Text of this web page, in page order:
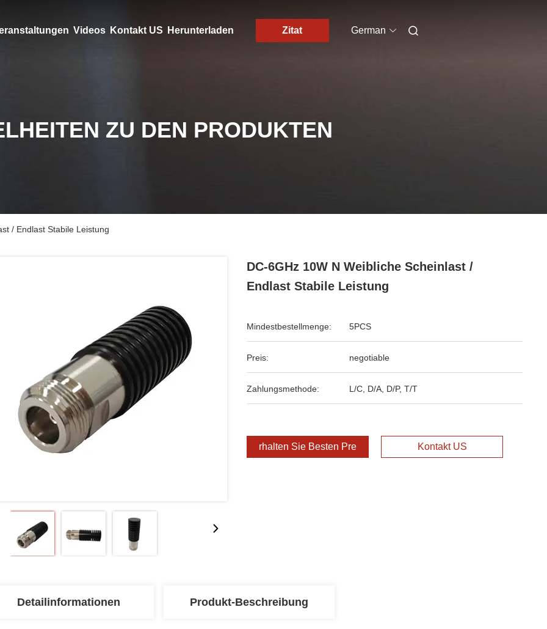
Videos Kontakt US Herunterladen Zitat German
ZU DEN PRODUKTEN
/ Endlast Stabile Leistung
DC-6GHz 10W N Weibliche Scheinlast /
Endlast Stabile Leistung
Mindestbestellmenge: 5PCS
Preis: negotiable
Zahlungsmethode: L/C, D/A, D/P, T/T
Erhalten Sie Besten Preis Kontakt US
Detailinformationen Produkt-Beschreibung